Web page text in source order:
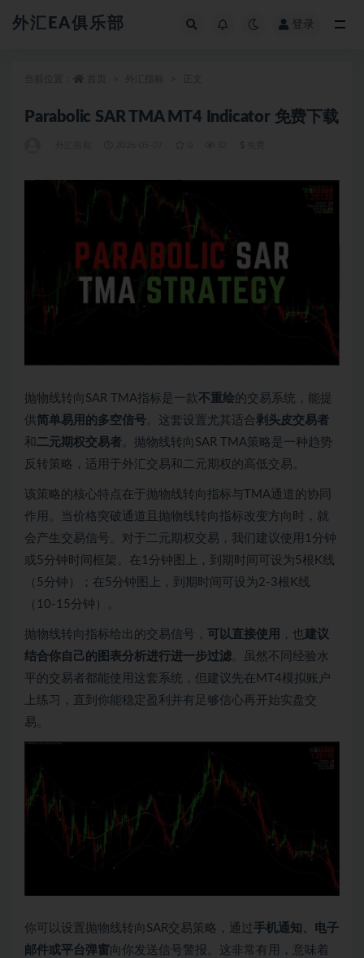
外汇EA俱乐部 登录
Parabolic SAR TMA MT4 Indicator 免费下载
抛物线转向SAR TMA指标是一款 不重绘的交易系统，能提
供简单易用的多空信号 。这套设置尤其适合剥头皮交易者
和 二元期权交易者 。抛物线转向SAR TMA策略是一种趋势
反转策略，适用于外汇交易和二元期权的高低交易。
该策略的核心特点在于抛物线转向指标与TMA通道的协同
作用。当价格突破通道且抛物线转向指标改变方向时，就
会产生交易信号。对于二元期权交易，我们建议使用1分钟
或5分钟时间框架。在1分钟图上，到期时间可设为5根K线
（5分钟）；在5分钟图上，到期时间可设为2-3根K线
（10-15分钟）。
抛物线转向指标给出的交易信号， 可以直接使用 ，也 建议
结合你自己的图表分析进行进一步过滤 。虽然不同经验水
平的交易者都能使用这套系统，但建议先在MT4模拟账户
上练习，直到你能稳定盈利并有足够信心再开始实盘交
易。
你可以设置抛物线转向SAR交易策略，通过手机通知、电子
邮件或平台弹窗向你发送信号警报。这非常有用，意味着